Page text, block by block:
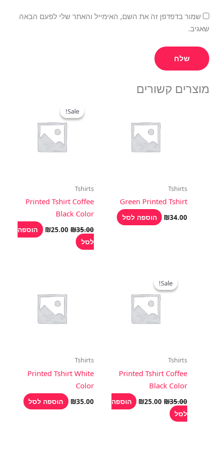
שמור בדפדפן זה את השם, האימייל והאתר שלי לפעם הבאה
שאגיב.
מוצרים קשורים
Tshirts
Green Printed Tshirt
₪34.00 הוספה לסל
Sale!
Sale!
Tshirts
Printed Tshirt Coffee
Black Color
₪35.00
היה:
₪35.00.
₪25.00
₪25.00.
הוספה
לסל
Sale!
Sale!
Tshirts
Printed Tshirt Coffee
Black Color
₪35.00
היה:
₪35.00.
₪25.00
₪25.00.
הוספה
לסל
Tshirts
Printed Tshirt White
Color
₪35.00 הוספה לסל